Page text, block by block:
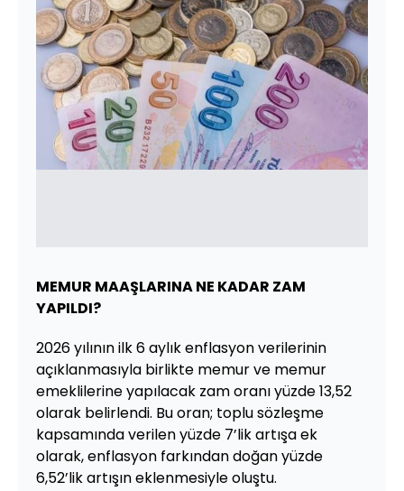
MEMUR MAAŞLARINA NE KADAR ZAM
YAPILDI?
2026 yılının ilk 6 aylık enflasyon verilerinin
açıklanmasıyla birlikte memur ve memur
emeklilerine yapılacak zam oranı yüzde 13,52
olarak belirlendi. Bu oran; toplu sözleşme
kapsamında verilen yüzde 7’lik artışa ek
olarak, enflasyon farkından doğan yüzde
6,52’lik artışın eklenmesiyle oluştu.